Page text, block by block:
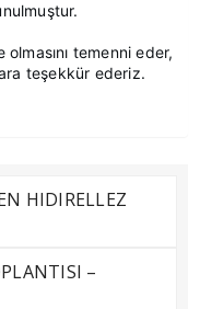
olmasını temenni eder,
teşekkür ederiz.
HIDIRELLEZ
–